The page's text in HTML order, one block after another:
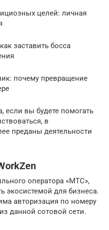
целей: личная
заставить босса
почему превращение
если вы будете помогать
в
преданы деятельности
оператора «МТС»,
экосистемой для бизнеса.
авторизация по номеру
данной сотовой сети.